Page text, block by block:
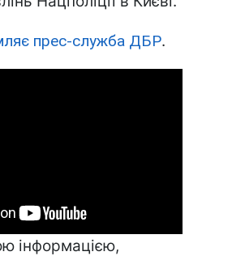
прес-служба ДБР.
інформацією,